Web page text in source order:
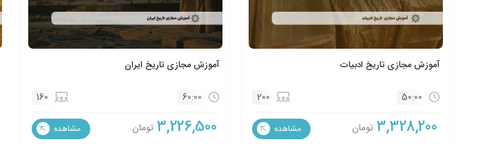
آموزش مجازی تاریخ ادبیات
50:00
200
3,328,200 تومان مشاهده
آموزش مجازی تاریخ ایران
60:00
160
3,226,500 تومان مشاهده